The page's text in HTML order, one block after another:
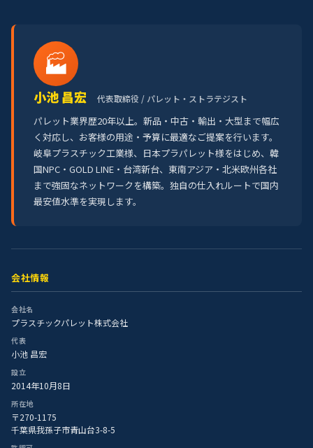
🏭
小池 昌宏 代表取締役 / パレット・ストラテジスト
パレット業界歴20年以上。新品・中古・輸出・大型まで幅広
く対応し、お客様の用途・予算に最適なご提案を行います。
岐阜プラスチック工業様、日本プラパレット様をはじめ、韓
国NPC・GOLD LINE・台湾新台、東南アジア・北米欧州各社
まで強固なネットワークを構築。独自の仕入れルートで国内
最安値水準を実現します。
会社情報
会社名
プラスチックパレット株式会社
代表
小池 昌宏
設立
2014年10月8日
所在地
〒270-1175
千葉県我孫子市青山台3-8-5